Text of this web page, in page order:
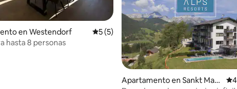
de 5, 54 reseñas
en Westendorf Calificación promedio: 5 de 5, 5 reseñas
5 (5)
hasta 8 personas
Apartamento en Sankt Marti